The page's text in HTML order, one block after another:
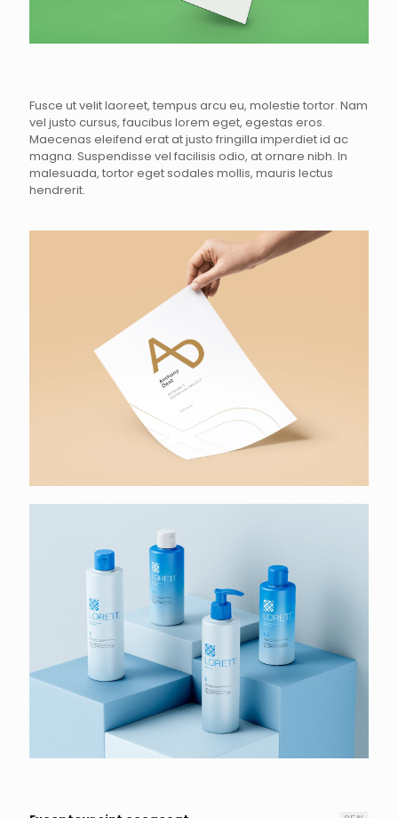
Fusce ut velit laoreet, tempus arcu eu, molestie tortor. Nam
vel justo cursus, faucibus lorem eget, egestas eros.
Maecenas eleifend erat at justo fringilla imperdiet id ac
magna. Suspendisse vel facilisis odio, at ornare nibh. In
malesuada, tortor eget sodales mollis, mauris lectus
hendrerit.